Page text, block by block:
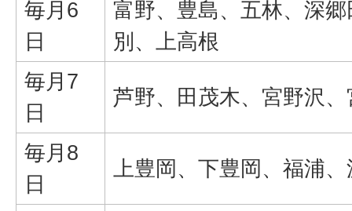
毎月6
日
富野、豊島、五林、深
別、上高根
毎月7
日
芦野、田茂木、宮野沢
毎月8
日
上豊岡、下豊岡、福浦